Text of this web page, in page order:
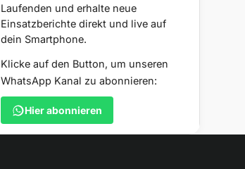
Laufenden und erhalte neue
Einsatzberichte direkt und live auf
dein Smartphone.
Klicke auf den Button, um unseren
WhatsApp Kanal zu abonnieren:
Hier abonnieren